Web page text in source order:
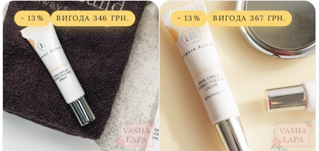
- 13% ВИГОДА 346 ГРН. - 13% ВИГОДА 367 ГРН.